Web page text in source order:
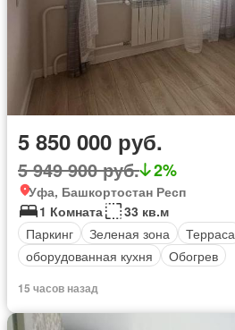
5 850 000 руб.
5 949 900 руб. 2%
Уфа, Башкортостан Респ
1 Комната
33 кв.м
Паркинг
Зеленая зона
Терраса
оборудованная кухня
Обогрев
15 часов назад